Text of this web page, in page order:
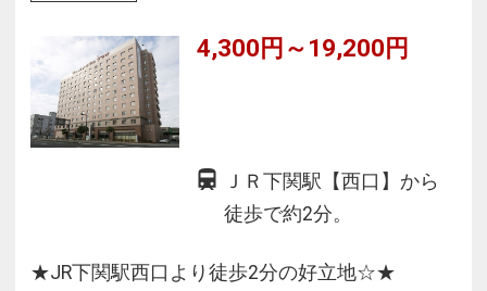
4,300円～19,200円
ＪＲ下関駅【西口】から
徒歩で約2分。
★JR下関駅西口より徒歩2分の好立地☆★